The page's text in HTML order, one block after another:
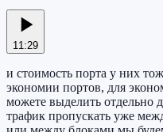
11:29
и стоимость порта у них
экономии портов, для
можете выделить отдельно
трафик пропускать уже